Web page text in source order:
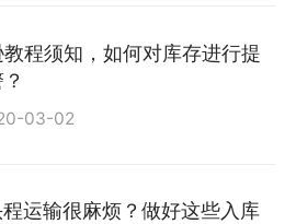
教程须知，如何对库存进行提
03-02
运输很麻烦？做好这些入库